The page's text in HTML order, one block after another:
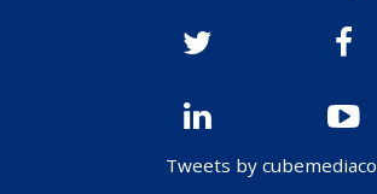
Tweets by cubemediaco